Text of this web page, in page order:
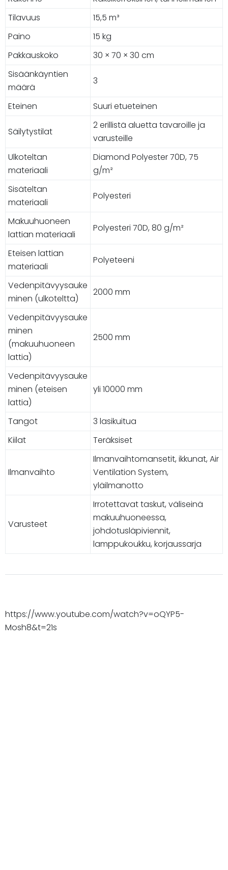
Tilavuus
15,5 m³
Paino
15 kg
Pakkauskoko
30 × 70 × 30 cm
Sisäänkäyntien
määrä
3
Eteinen Suuri etueteinen
Säilytystilat
2 erillistä aluetta tavaroille ja
varusteille
Ulkoteltan
materiaali
Diamond Polyester 70D, 75
g/m²
Sisäteltan
materiaali
Polyesteri
Makuuhuoneen
lattian materiaali
Polyesteri 70D, 80 g/m²
Eteisen lattian
materiaali
Polyeteeni
Vedenpitävyysauke
minen (ulkoteltta)
2000 mm
Vedenpitävyysauke
minen
(makuuhuoneen
lattia)
2500 mm
Vedenpitävyysauke
minen (eteisen
lattia)
yli 10000 mm
Tangot
3 lasikuitua
Kiilat
Teräksiset
Ilmanvaihto
Ilmanvaihtomansetit, ikkunat, Air
Ventilation System,
yläilmanotto
Varusteet
Irrotettavat taskut, väliseinä
makuuhuoneessa,
johdotusläpiviennit,
lamppukoukku, korjaussarja
https://www.youtube.com/watch?v=oQYP5-
Mosh8&t=21s